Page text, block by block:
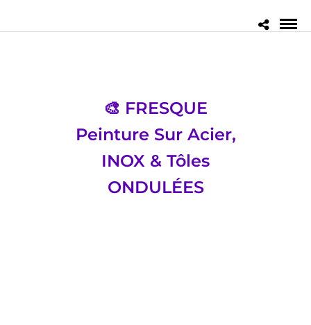
🎨 FRESQUE
Peinture Sur Acier,
INOX & Tôles
ONDULÉES